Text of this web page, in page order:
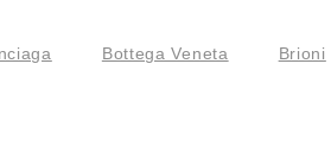
Bottega Veneta Brioni